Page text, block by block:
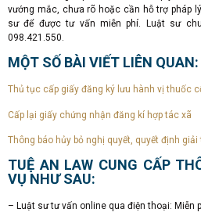
vướng mắc, chưa rõ hoặc cần hỗ trợ pháp
sư để được tư vấn miễn phí. Luật sư
098.421.550.
MỘT SỐ BÀI VIẾT LIÊN QUAN:
Thủ tục cấp giấy đăng ký lưu hành vị thuốc
Cấp lại giấy chứng nhận đăng kí hợp tác xã
Thông báo hủy bỏ nghị quyết, quyết định giải
TUỆ AN LAW CUNG CẤP
VỤ NHƯ SAU:
– Luật sư tư vấn online qua điện thoại: Miễn